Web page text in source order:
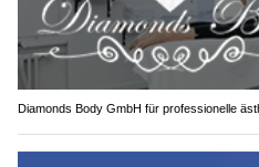
Diamonds Body GmbH für professionelle